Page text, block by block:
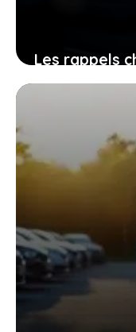
Les rappels
véhicules
d’incendie
dans le coup ?
13 février 2026